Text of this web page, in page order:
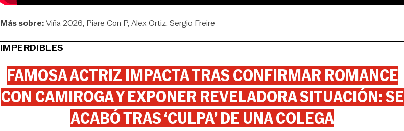
Más sobre:Viña 2026 Piare Con P Alex Ortiz Sergio Freire
IMPERDIBLES
FAMOSA ACTRIZ IMPACTA TRAS CONFIRMAR ROMANCE
CON CAMIROGA Y EXPONER REVELADORA SITUACIÓN: SE
ACABÓ TRAS ‘CULPA’ DE UNA COLEGA